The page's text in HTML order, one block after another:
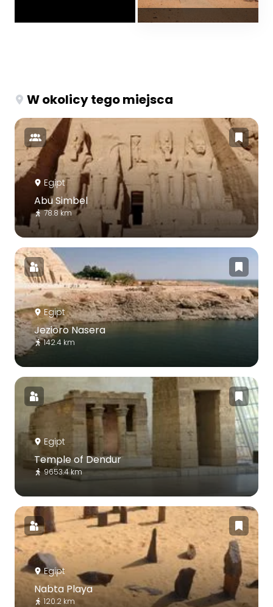
W okolicy tego miejsca
Egipt
Abu Simbel
78.8 km
Egipt
Jezioro Nasera
142.4 km
Egipt
Temple of Dendur
9653.4 km
Egipt
Nabta Playa
120.2 km